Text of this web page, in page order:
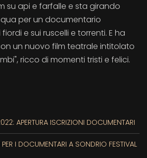
su api e farfalle e sta girando
per un documentario
e sui ruscelli e torrenti. E ha
un nuovo film teatrale intitolato
ricco di momenti tristi e felici.
APERTURA ISCRIZIONI DOCUMENTARI
PER I DOCUMENTARI A SONDRIO FESTIVAL